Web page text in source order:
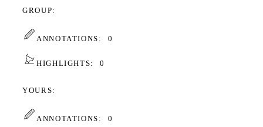
GROUP
ANNOTATIONS: 0
HIGHLIGHTS: 0
YOURS
ANNOTATIONS: 0